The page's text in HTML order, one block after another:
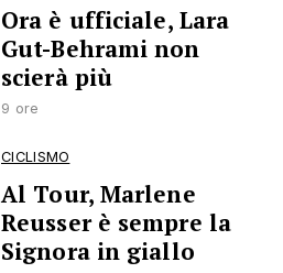
Ora è ufficiale, Lara
Gut-Behrami non
scierà più
9 ore
CICLISMO
Al Tour, Marlene
Reusser è sempre la
Signora in giallo